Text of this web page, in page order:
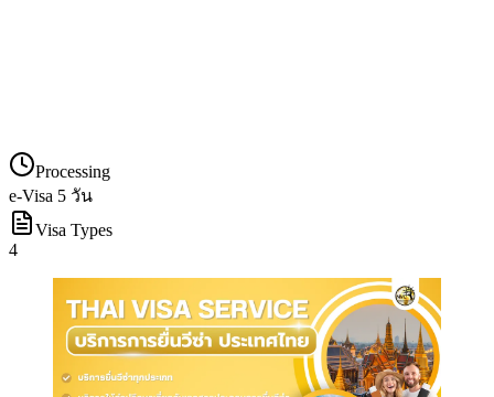
Processing
e-Visa 5 วัน
Visa Types
4